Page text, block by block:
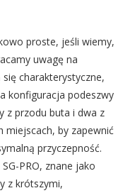
proste, jeśli wiemy,
uwagę na
charakterystyczne,
konfiguracja podeszwy
z przodu buta i dwa z
miejscach, by zapewnić
przyczepność.
PRO, znane jako
z krótszymi,